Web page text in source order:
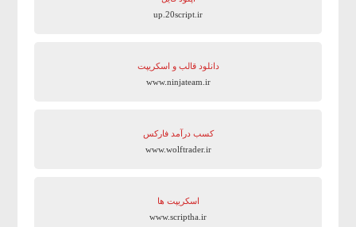
up.20script.ir
دانلود قالب و اسکریپت
www.ninjateam.ir
کسب درآمد فارکس
www.wolftrader.ir
اسکریپت ها
www.scriptha.ir